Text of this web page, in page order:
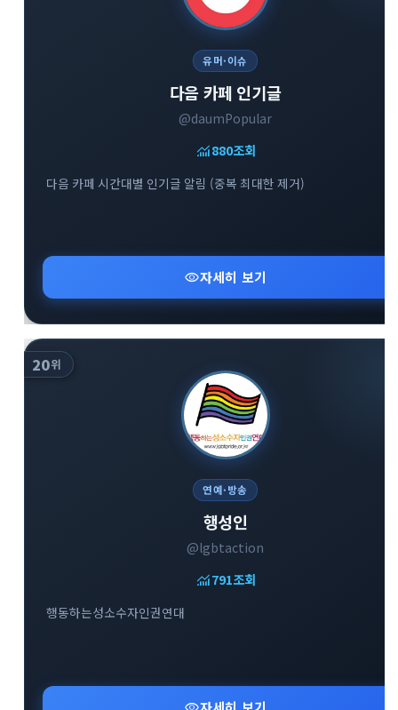
유머·이슈
다음 카페 인기글
@daumPopular
monitoring880조회
다음 카페 시간대별 인기글 알림 (중복 최대한 제거)
visibility자세히 보기
20위
연예·방송
행성인
@lgbtaction
monitoring791조회
행동하는성소수자인권연대